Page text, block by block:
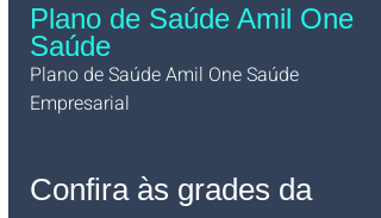
Plano de Saúde Amil One
Saúde
Plano de Saúde Amil One Saúde
Empresarial
Confira às grades da